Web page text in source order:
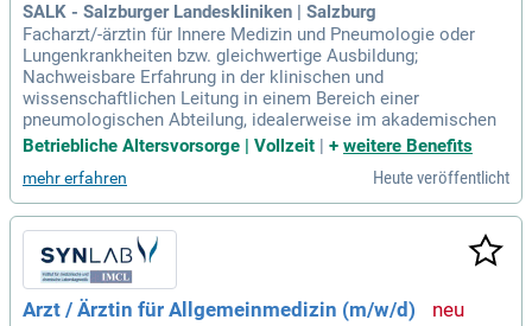
SALK - Salzburger Landeskliniken | Salzburg
Facharzt/-ärztin für Innere Medizin und Pneumologie oder
Lungenkrankheiten bzw. gleichwertige Ausbildung;
Nachweisbare Erfahrung in der klinischen und
wissenschaftlichen Leitung in einem Bereich einer
pneumologischen Abteilung, idealerweise im akademischen
Betriebliche Altersvorsorge | Vollzeit
+ weitere Benefits
mehr erfahren Heute veröffentlicht
Arzt / Ärztin für Allgemeinmedizin (m/w/d)